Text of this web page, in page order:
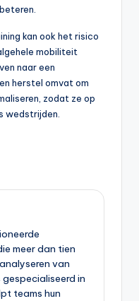
kan ook het risico
mobiliteit
naar een
herstel omvat om
zodat ze op
wedstrijden.
meer dan tien
van
in
teams hun